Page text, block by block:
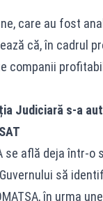
care au fost
că, în cadrul
companii
Judiciară s-a
se află deja într-o
să
în urma